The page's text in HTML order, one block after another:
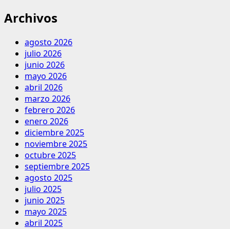
Archivos
agosto 2026
julio 2026
junio 2026
mayo 2026
abril 2026
marzo 2026
febrero 2026
enero 2026
diciembre 2025
noviembre 2025
octubre 2025
septiembre 2025
agosto 2025
julio 2025
junio 2025
mayo 2025
abril 2025